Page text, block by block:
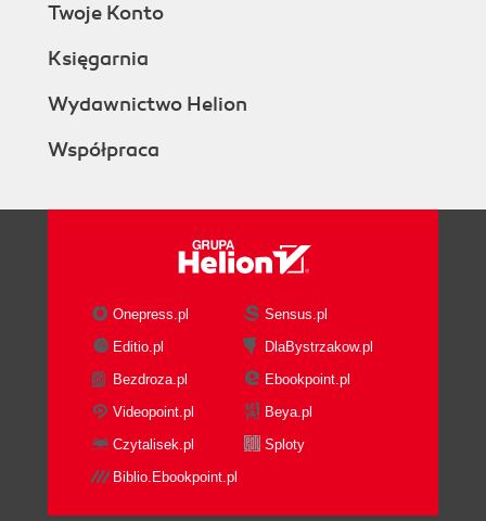
Twoje Konto
Księgarnia
Wydawnictwo Helion
Współpraca
Onepress.pl
Sensus.pl
Editio.pl
DlaBystrzakow.pl
Bezdroza.pl
Ebookpoint.pl
Videopoint.pl
Beya.pl
Czytalisek.pl
Sploty
Biblio.Ebookpoint.pl